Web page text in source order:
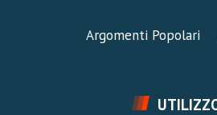
Argomenti Popolari